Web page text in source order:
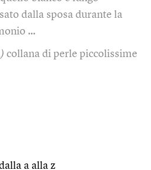
dalla sposa durante la
…
collana di perle piccolissime
a alla z